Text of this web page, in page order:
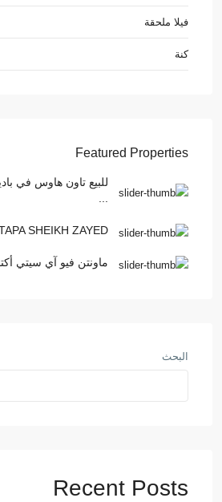
فيلا ملحقة
كنة
Featured Properties
للبيع تاون هاوس في
SHEIKH ZAYED
ماونتن فيو آي سيتي
البحث
Recent Posts